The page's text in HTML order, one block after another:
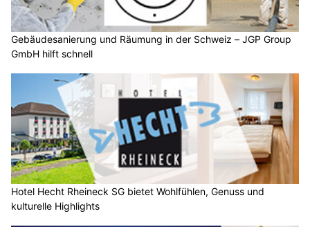
Gebäudesanierung und Räumung in der Schweiz – JGP Group
GmbH hilft schnell
Hotel Hecht Rheineck SG bietet Wohlfühlen, Genuss und
kulturelle Highlights